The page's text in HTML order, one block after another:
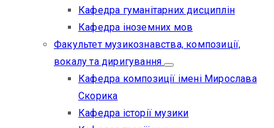
Кафедра гуманітарних дисциплін
Кафедра іноземних мов
Факультет музикознавства, композиції,
вокалу та диригування
Кафедра композиції імені Мирослава
Скорика
Кафедра історії музики